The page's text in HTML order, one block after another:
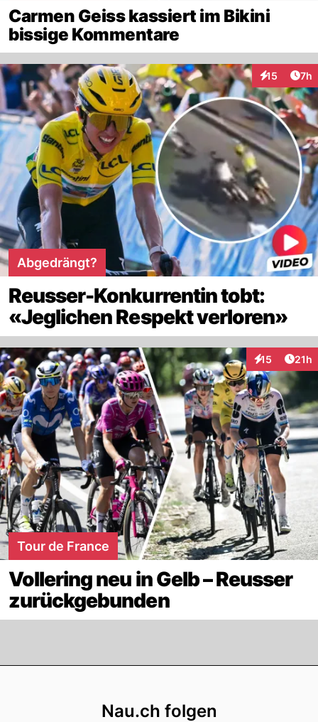
Carmen Geiss kassiert im Bikini
bissige Kommentare
15 7h
Abgedrängt?
Reusser-Konkurrentin tobt:
«Jeglichen Respekt verloren»
15
Interaktionen
21h
Tour de France
Vollering neu in Gelb – Reusser
zurückgebunden
Nau.ch folgen